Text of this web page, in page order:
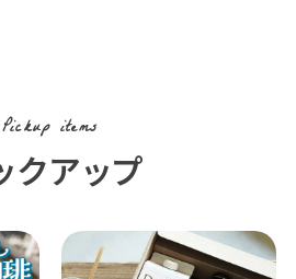
Pickup items
クアップ